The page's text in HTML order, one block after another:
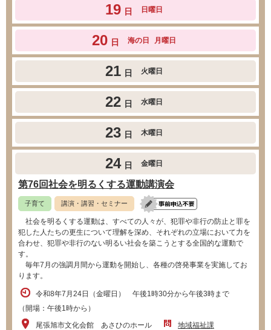
19 日 日曜日
20 日 海の日 月曜日
21 日 火曜日
22 日 水曜日
23 日 木曜日
24 日 金曜日
第76回社会を明るくする運動講演会
子育て 講演・講習・セミナー
社会を明るくする運動は、すべての人々が、犯罪や非行の防止と罪を
犯した人たちの更生について理解を深め、それぞれの立場において力を
合わせ、犯罪や非行のない明るい社会を築こうとする全国的な運動で
す。
毎年7月の強調月間から運動を開始し、各種の啓発事業を実施してお
ります。
令和8年7月24日（金曜日） 午後1時30分から午後3時まで
（開場：午後1時から）
尾張旭市文化会館 あさひのホール
地域福祉課